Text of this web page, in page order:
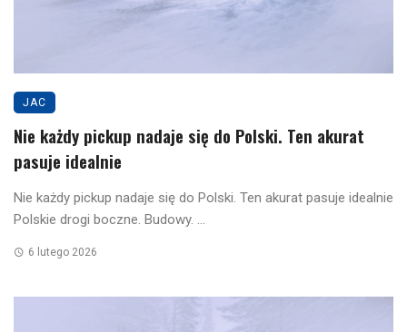
JAC
Nie każdy pickup nadaje się do Polski. Ten akurat
pasuje idealnie
Nie każdy pickup nadaje się do Polski. Ten akurat pasuje idealnie
Polskie drogi boczne. Budowy. ...
6 lutego 2026